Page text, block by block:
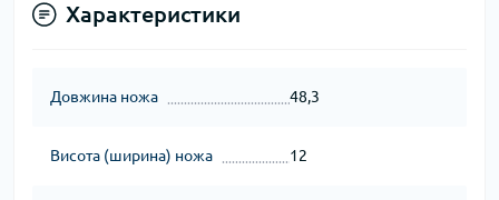
Характеристики
Довжина ножа 48,3
Висота (ширина) ножа 12